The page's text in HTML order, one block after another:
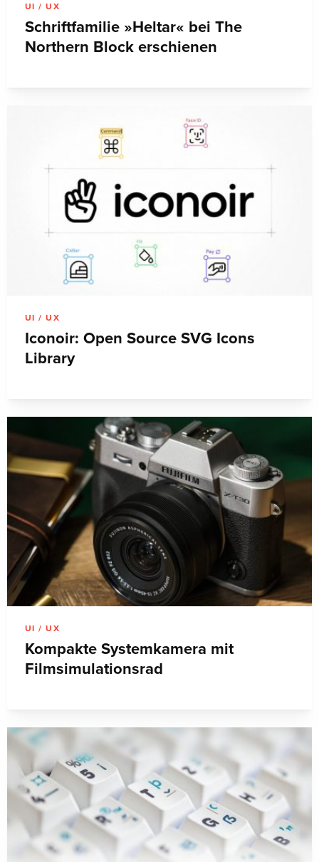
UI / UX
Schriftfamilie »Heltar« bei The
Northern Block erschienen
UI / UX
Iconoir: Open Source SVG Icons
Library
UI / UX
Kompakte Systemkamera mit
Filmsimulationsrad